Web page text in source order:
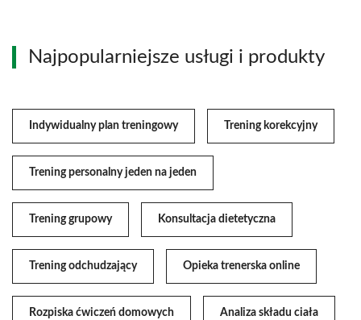
Najpopularniejsze usługi i produkty
Indywidualny plan treningowy Trening korekcyjny
Trening personalny jeden na jeden
Trening grupowy Konsultacja dietetyczna
Trening odchudzający Opieka trenerska online
Rozpiska ćwiczeń domowych Analiza składu ciała